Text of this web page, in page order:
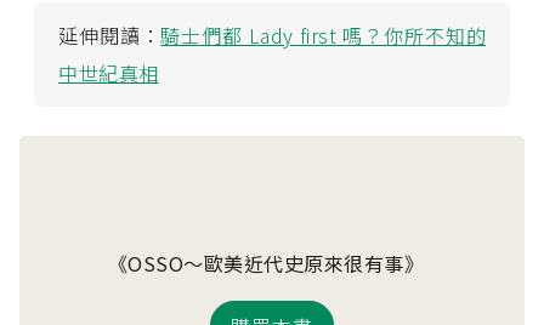
延伸閱讀：騎士們都 Lady first 嗎？你所不知的
中世紀真相
《OSSO～歐美近代史原來很有事》